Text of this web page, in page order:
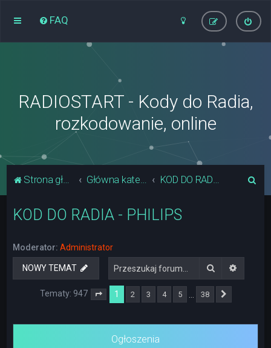
FAQ
RADIOSTART - Kody do Radia,
rozkodowanie, online
Strona główna Główna kategoria forum KOD DO RADIA - PHILIPS
KOD DO RADIA - PHILIPS
Moderator: Administrator
NOWY TEMAT Szukaj
Tematy: 947 Strona 1z 38
1 2 3 4 5 38
Ogłoszenia